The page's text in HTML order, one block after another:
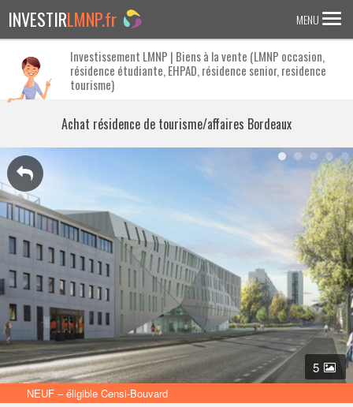
MENU
INVESTIRLMNP.fr
ACCUEIL
RESIDENCE ETUDIANTE
RESIDENCE SENIOR
RESIDENCE AFFAIRE/TOURISME
ACTUALITES
FAQ
VENDRE SON BIEN
Investissement LMNP | Biens à la vente (LMNP occasion,
résidence étudiante, EHPAD, résidence senior, residence
tourisme)
Achat résidence de tourisme/affaires Bordeaux
5
NEUF – éligible Censi-Bouvard